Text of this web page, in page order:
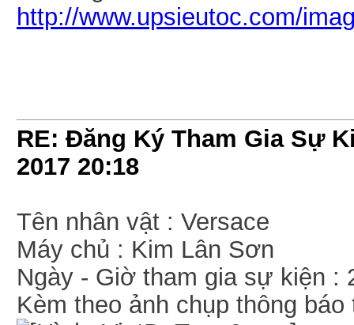
http://www.upsieutoc.com/
RE: Đăng Ký Tham Gia Sự
2017 20:18
Tên nhân vật : Versace
Máy chủ : Kim Lân Sơn
Ngày - Giờ tham gia sự kiện :
Kèm theo ảnh chụp thông